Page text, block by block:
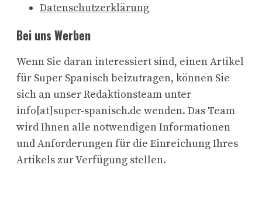
Datenschutzerklärung
Bei uns Werben
Wenn Sie daran interessiert sind, einen Artikel
für Super Spanisch beizutragen, können Sie
sich an unser Redaktionsteam unter
info[at]super-spanisch.de wenden. Das Team
wird Ihnen alle notwendigen Informationen
und Anforderungen für die Einreichung Ihres
Artikels zur Verfügung stellen.